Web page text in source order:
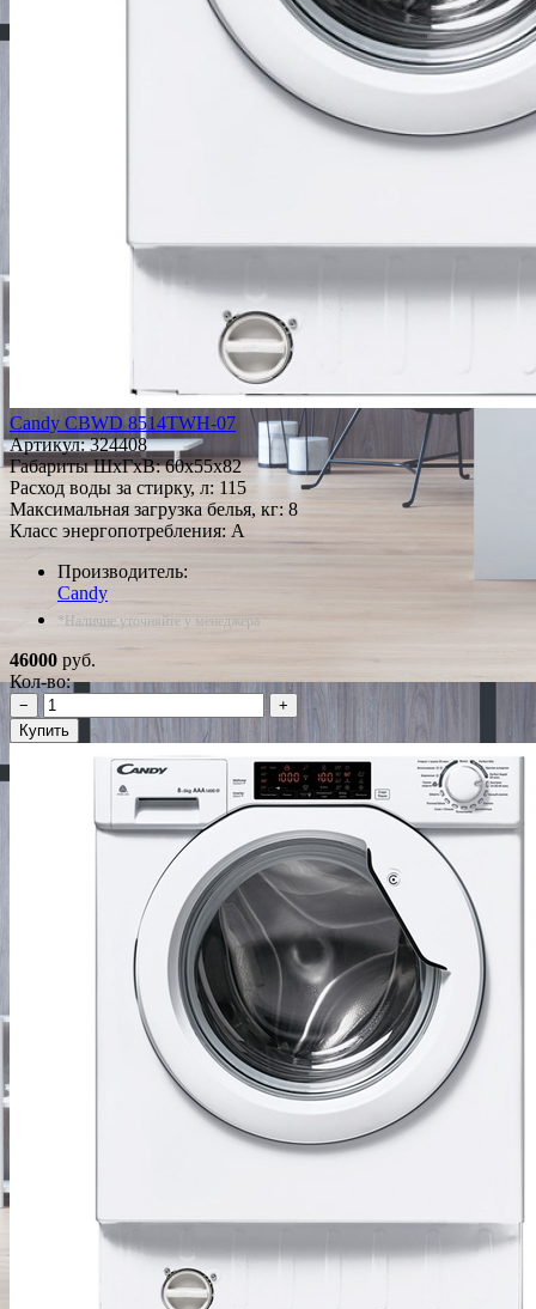
Candy CBWD 8514TWH-07
Артикул:324408
Габариты ШxГxВ: 60x55x82
Расход воды за стирку, л: 115
Максимальная загрузка белья, кг: 8
Класс энергопотребления: A
Производитель:
Candy
*Наличие уточняйте у менеджера
46000 руб.
Кол-во:
−
+
Купить